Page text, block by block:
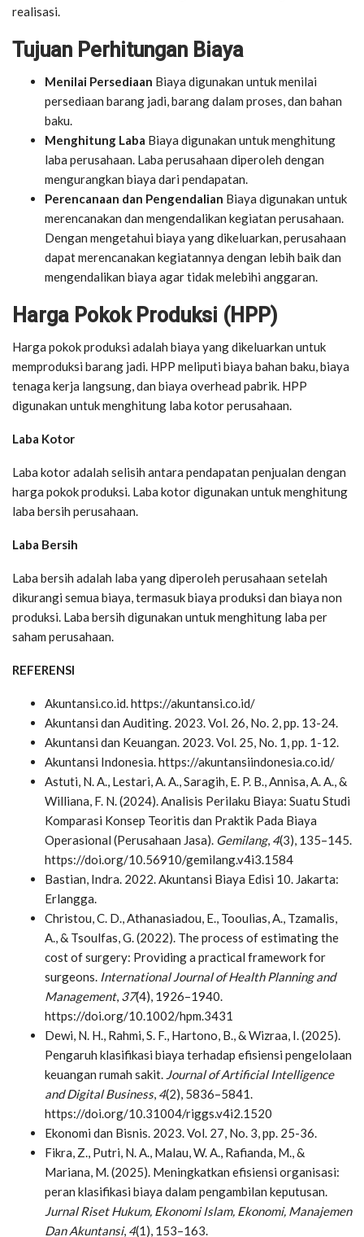
realisasi.
Tujuan Perhitungan Biaya
Menilai Persediaan Biaya digunakan untuk menilai
persediaan barang jadi, barang dalam proses, dan bahan
baku.
Menghitung Laba Biaya digunakan untuk menghitung
laba perusahaan. Laba perusahaan diperoleh dengan
mengurangkan biaya dari pendapatan.
Perencanaan dan Pengendalian Biaya digunakan untuk
merencanakan dan mengendalikan kegiatan perusahaan.
Dengan mengetahui biaya yang dikeluarkan, perusahaan
dapat merencanakan kegiatannya dengan lebih baik dan
mengendalikan biaya agar tidak melebihi anggaran.
Harga Pokok Produksi (HPP)
Harga pokok produksi adalah biaya yang dikeluarkan untuk
memproduksi barang jadi. HPP meliputi biaya bahan baku, biaya
tenaga kerja langsung, dan biaya overhead pabrik. HPP
digunakan untuk menghitung laba kotor perusahaan.
Laba Kotor
Laba kotor adalah selisih antara pendapatan penjualan dengan
harga pokok produksi. Laba kotor digunakan untuk menghitung
laba bersih perusahaan.
Laba Bersih
Laba bersih adalah laba yang diperoleh perusahaan setelah
dikurangi semua biaya, termasuk biaya produksi dan biaya non
produksi. Laba bersih digunakan untuk menghitung laba per
saham perusahaan.
REFERENSI
Akuntansi.co.id. https://akuntansi.co.id/
Akuntansi dan Auditing. 2023. Vol. 26, No. 2, pp. 13-24.
Akuntansi dan Keuangan. 2023. Vol. 25, No. 1, pp. 1-12.
Akuntansi Indonesia. https://akuntansiindonesia.co.id/
Astuti, N. A., Lestari, A. A., Saragih, E. P. B., Annisa, A. A., &
Williana, F. N. (2024). Analisis Perilaku Biaya: Suatu Studi
Komparasi Konsep Teoritis dan Praktik Pada Biaya
Operasional (Perusahaan Jasa). Gemilang, 4(3), 135–145.
https://doi.org/10.56910/gemilang.v4i3.1584
Bastian, Indra. 2022. Akuntansi Biaya Edisi 10. Jakarta:
Erlangga.
Christou, C. D., Athanasiadou, E., Tooulias, A., Tzamalis,
A., & Tsoulfas, G. (2022). The process of estimating the
cost of surgery: Providing a practical framework for
surgeons. International Journal of Health Planning and
Management, 37(4), 1926–1940.
https://doi.org/10.1002/hpm.3431
Dewi, N. H., Rahmi, S. F., Hartono, B., & Wizraa, I. (2025).
Pengaruh klasifikasi biaya terhadap efisiensi pengelolaan
keuangan rumah sakit. Journal of Artificial Intelligence
and Digital Business, 4(2), 5836–5841.
https://doi.org/10.31004/riggs.v4i2.1520
Ekonomi dan Bisnis. 2023. Vol. 27, No. 3, pp. 25-36.
Fikra, Z., Putri, N. A., Malau, W. A., Rafianda, M., &
Mariana, M. (2025). Meningkatkan efisiensi organisasi:
peran klasifikasi biaya dalam pengambilan keputusan.
Jurnal Riset Hukum, Ekonomi Islam, Ekonomi, Manajemen
Dan Akuntansi, 4(1), 153–163.